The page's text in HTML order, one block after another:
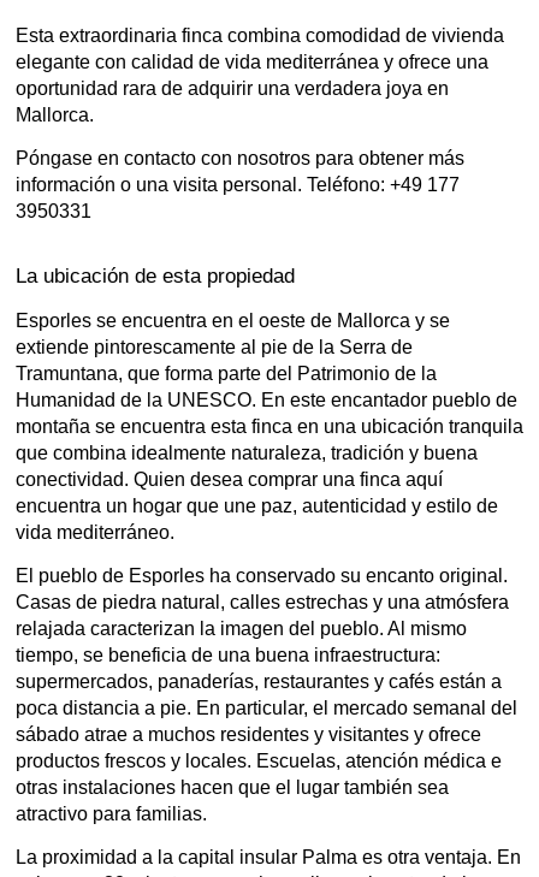
Esta extraordinaria finca combina comodidad de vivienda
elegante con calidad de vida mediterránea y ofrece una
oportunidad rara de adquirir una verdadera joya en
Mallorca.
Póngase en contacto con nosotros para obtener más
información o una visita personal. Teléfono: +49 177
3950331
La ubicación de esta propiedad
Esporles se encuentra en el oeste de Mallorca y se
extiende pintorescamente al pie de la Serra de
Tramuntana, que forma parte del Patrimonio de la
Humanidad de la UNESCO. En este encantador pueblo de
montaña se encuentra esta finca en una ubicación tranquila
que combina idealmente naturaleza, tradición y buena
conectividad. Quien desea comprar una finca aquí
encuentra un hogar que une paz, autenticidad y estilo de
vida mediterráneo.
El pueblo de Esporles ha conservado su encanto original.
Casas de piedra natural, calles estrechas y una atmósfera
relajada caracterizan la imagen del pueblo. Al mismo
tiempo, se beneficia de una buena infraestructura:
supermercados, panaderías, restaurantes y cafés están a
poca distancia a pie. En particular, el mercado semanal del
sábado atrae a muchos residentes y visitantes y ofrece
productos frescos y locales. Escuelas, atención médica e
otras instalaciones hacen que el lugar también sea
atractivo para familias.
La proximidad a la capital insular Palma es otra ventaja. En